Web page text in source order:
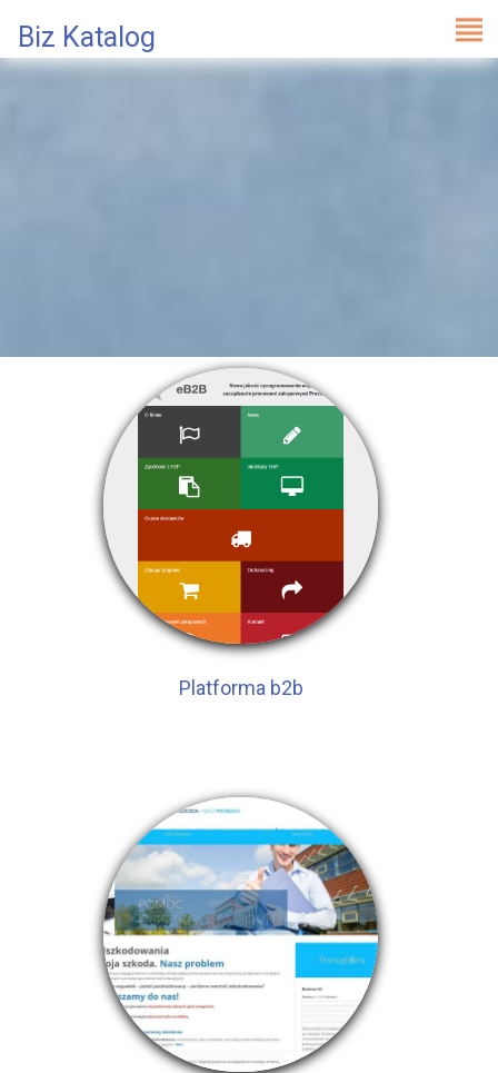
Biz Katalog
Platforma b2b